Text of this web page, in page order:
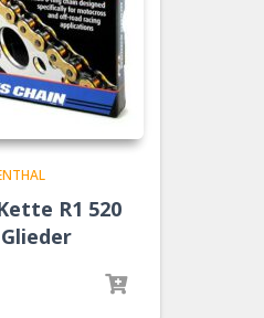
R1 520